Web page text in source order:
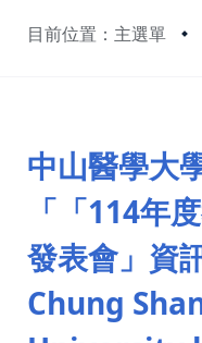
目前位置：主選單
中山醫學大
「「114年
發表會」資
Chung